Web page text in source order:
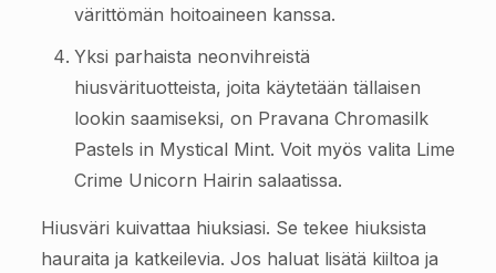
värittömän hoitoaineen kanssa.
Yksi parhaista neonvihreistä
hiusvärituotteista, joita käytetään tällaisen
lookin saamiseksi, on Pravana Chromasilk
Pastels in Mystical Mint. Voit myös valita Lime
Crime Unicorn Hairin salaatissa.
Hiusväri kuivattaa hiuksiasi. Se tekee hiuksista
hauraita ja katkeilevia. Jos haluat lisätä kiiltoa ja